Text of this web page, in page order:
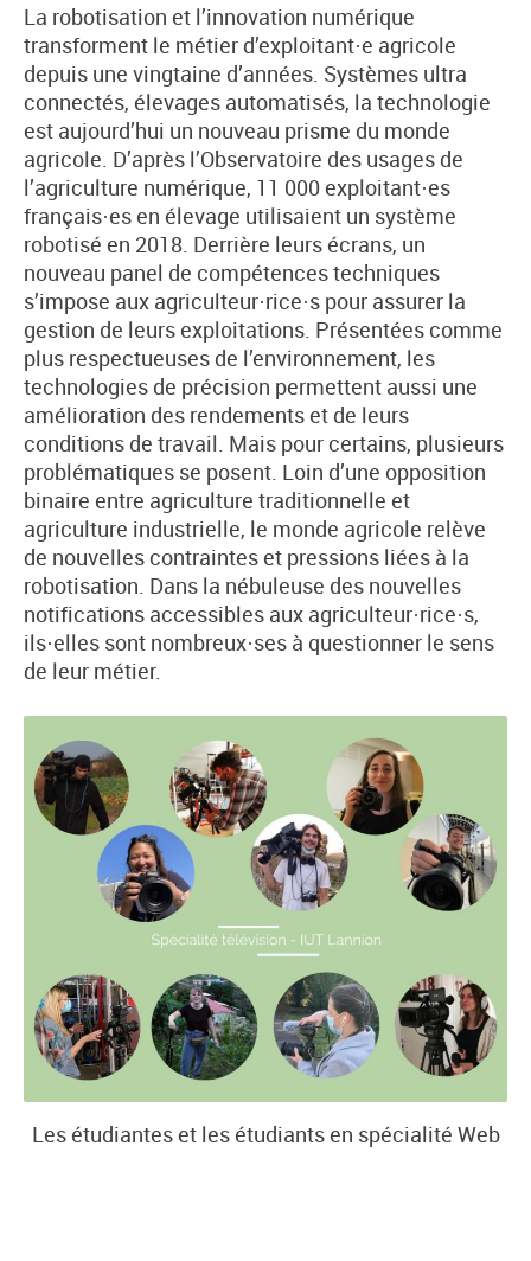
La robotisation et l’innovation numérique
transforment le métier d’exploitant·e agricole
depuis une vingtaine d’années. Systèmes ultra
connectés, élevages automatisés, la technologie
est aujourd’hui un nouveau prisme du monde
agricole. D’après l’Observatoire des usages de
l’agriculture numérique, 11 000 exploitant·es
français·es en élevage utilisaient un système
robotisé en 2018. Derrière leurs écrans, un
nouveau panel de compétences techniques
s’impose aux agriculteur·rice·s pour assurer la
gestion de leurs exploitations. Présentées comme
plus respectueuses de l’environnement, les
technologies de précision permettent aussi une
amélioration des rendements et de leurs
conditions de travail. Mais pour certains, plusieurs
problématiques se posent. Loin d’une opposition
binaire entre agriculture traditionnelle et
agriculture industrielle, le monde agricole relève
de nouvelles contraintes et pressions liées à la
robotisation. Dans la nébuleuse des nouvelles
notifications accessibles aux agriculteur·rice·s,
ils·elles sont nombreux·ses à questionner le sens
de leur métier.
Les étudiantes et les étudiants en spécialité Web